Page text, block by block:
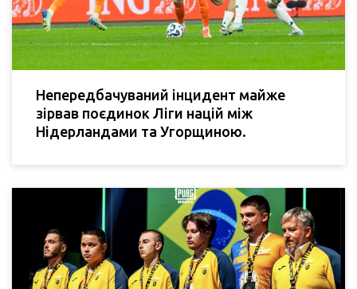
Непередбачуваний інцидент майже
зірвав поєдинок Ліги націй між
Нідерландами та Угорщиною.